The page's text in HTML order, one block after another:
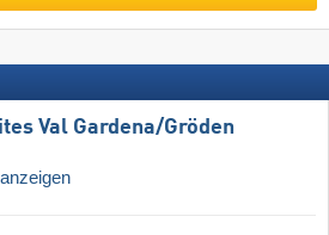
Val Gardena/​Gröden